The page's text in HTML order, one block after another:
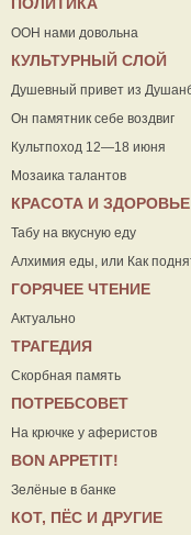
ООН нами довольна
КУЛЬТУРНЫЙ СЛОЙ
Душевный привет из
Он памятник себе воздвиг
Культпоход 12—18 июня
Мозаика талантов
КРАСОТА И ЗДОРОВЬЕ
Табу на вкусную еду
Алхимия еды, или Как
ГОРЯЧЕЕ ЧТЕНИЕ
Актуально
ТРАГЕДИЯ
Скорбная память
ПОТРЕБСОВЕТ
На крючке у аферистов
ВON APPETIT!
Зелёные в банке
КОТ, ПЁС И ДРУГИЕ